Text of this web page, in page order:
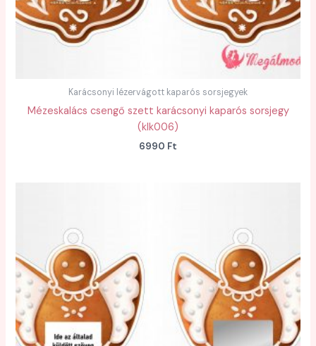
Karácsonyi lézervágott kaparós sorsjegyek
Mézeskalács csengő szett karácsonyi kaparós sorsjegy
(klk006)
6990 Ft